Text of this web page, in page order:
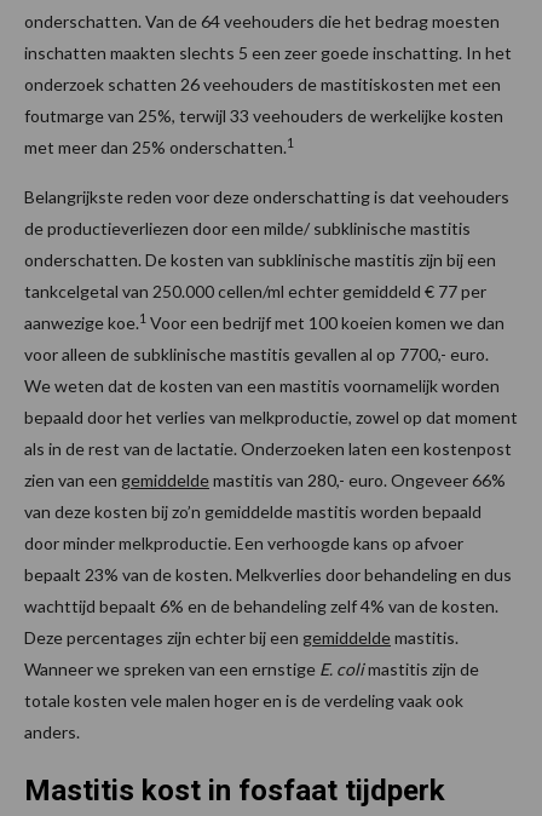
onderschatten. Van de 64 veehouders die het bedrag moesten
inschatten maakten slechts 5 een zeer goede inschatting. In het
onderzoek schatten 26 veehouders de mastitiskosten met een
foutmarge van 25%, terwijl 33 veehouders de werkelijke kosten
met meer dan 25% onderschatten.1
Belangrijkste reden voor deze onderschatting is dat veehouders
de productieverliezen door een milde/ subklinische mastitis
onderschatten. De kosten van subklinische mastitis zijn bij een
tankcelgetal van 250.000 cellen/ml echter gemiddeld € 77 per
aanwezige koe.1 Voor een bedrijf met 100 koeien komen we dan
voor alleen de subklinische mastitis gevallen al op 7700,- euro.
We weten dat de kosten van een mastitis voornamelijk worden
bepaald door het verlies van melkproductie, zowel op dat moment
als in de rest van de lactatie. Onderzoeken laten een kostenpost
zien van een gemiddeldemastitis van 280,- euro. Ongeveer 66%
van deze kosten bij zo’n gemiddelde mastitis worden bepaald
door minder melkproductie. Een verhoogde kans op afvoer
bepaalt 23% van de kosten. Melkverlies door behandeling en dus
wachttijd bepaalt 6% en de behandeling zelf 4% van de kosten.
Deze percentages zijn echter bij een gemiddeldemastitis.
Wanneer we spreken van een ernstige E. colimastitis zijn de
totale kosten vele malen hoger en is de verdeling vaak ook
anders.
Mastitis kost in fosfaat tijdperk